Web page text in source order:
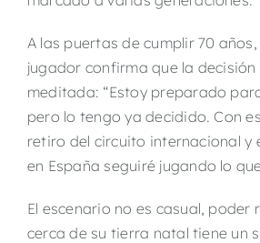
A las puertas de cumplir 70
jugador confirma que la decisión
meditada: “Estoy preparado
pero lo tengo ya decidido. Con
retiro del circuito internacional y
en España seguiré jugando lo
El escenario no es casual, poder
cerca de su tierra natal tiene un